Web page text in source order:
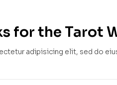
for the Tarot
adipisicing elit, sed do